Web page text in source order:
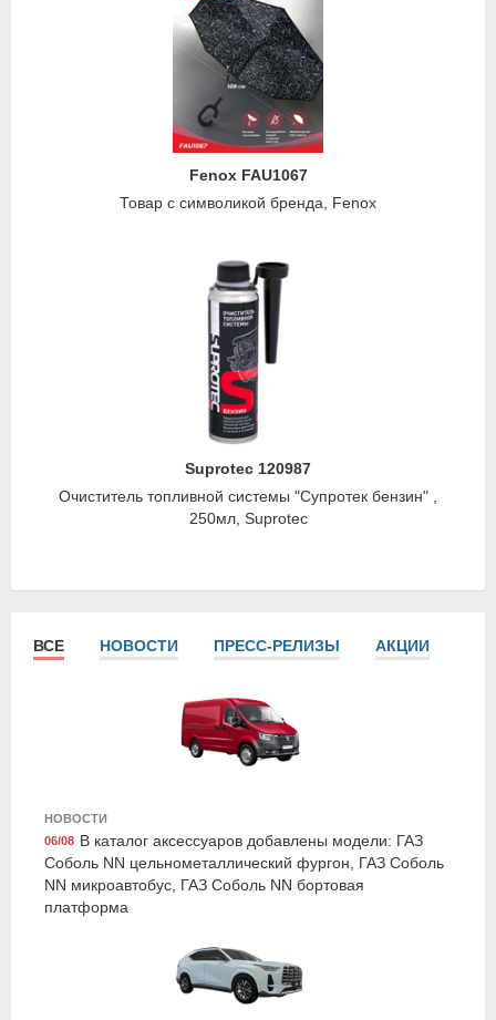
Fenox FAU1067
Товар с символикой бренда, Fenox
Suprotec 120987
Очиститель топливной системы "Супротек бензин" ,
250мл, Suprotec
Смазка аэрозоль lv-40 multipurpose grease
многоцелевая 210 мл, LAVR
ВСЕ НОВОСТИ ПРЕСС-РЕЛИЗЫ АКЦИИ
НОВОСТИ
06/08 В каталог аксессуаров добавлены модели: ГАЗ
Соболь NN цельнометаллический фургон, ГАЗ Соболь
NN микроавтобус, ГАЗ Соболь NN бортовая
платформа